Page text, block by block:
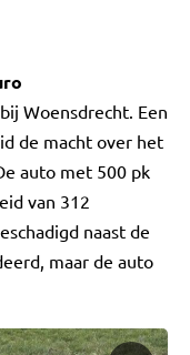
Woensdrecht. Een
de macht over het
auto met 500 pk
van 312
naast de
maar de auto